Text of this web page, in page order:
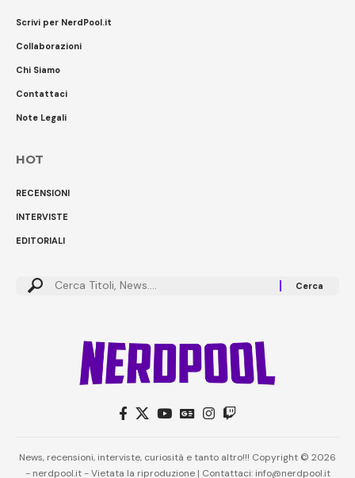
Scrivi per NerdPool.it
Collaborazioni
Chi Siamo
Contattaci
Note Legali
HOT
RECENSIONI
INTERVISTE
EDITORIALI
Cerca:
News, recensioni, interviste, curiosità e tanto altro!!! Copyright © 2026
- nerdpool.it - Vietata la riproduzione | Contattaci: info@nerdpool.it